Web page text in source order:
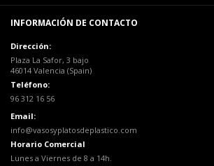
INFORMACIÓN DE CONTACTO
Dirección:
Plaza La Safor, 3 bajo
46014 Valencia (Spain)
Teléfono:
96 312 16 56
Email:
info@vasosyplatosdeplastico.com
Horario Comercial
Lunes a Viernes de 8 a 14h.